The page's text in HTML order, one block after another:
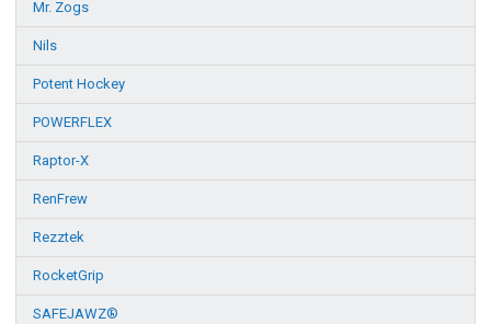
Mr. Zogs
Nils
Potent Hockey
POWERFLEX
Raptor-X
RenFrew
Rezztek
RocketGrip
SAFEJAWZ®